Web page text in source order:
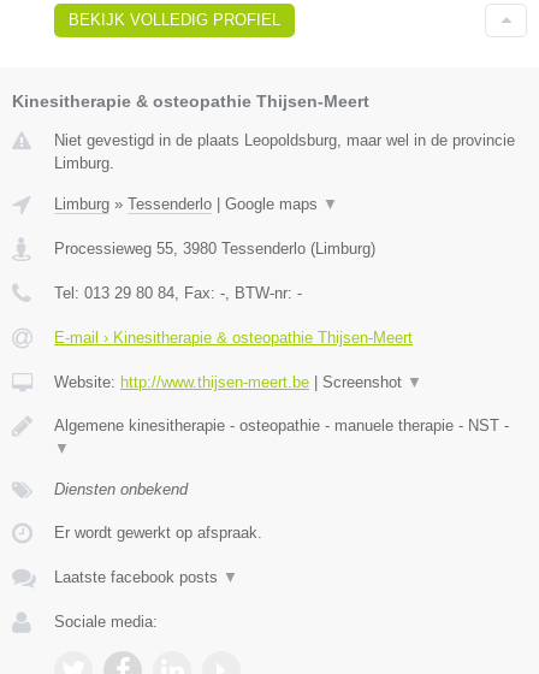
BEKIJK VOLLEDIG PROFIEL
Kinesitherapie & osteopathie Thijsen-Meert
Niet gevestigd in de plaats Leopoldsburg, maar wel in de provincie
Limburg.
Limburg » Tessenderlo Google maps ▼
Processieweg 55, 3980 Tessenderlo (Limburg)
Tel: 013 29 80 84, Fax: -, BTW-nr: -
E-mail › Kinesitherapie & osteopathie Thijsen-Meert
Website: http://www.thijsen-meert.be Screenshot ▼
Algemene kinesitherapie - osteopathie - manuele therapie - NST -
▼
Diensten onbekend
Er wordt gewerkt op afspraak.
Laatste facebook posts ▼
Sociale media: